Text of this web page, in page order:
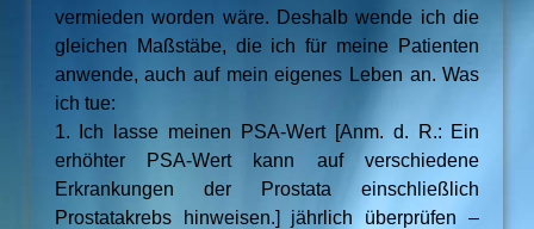
vermieden worden wäre. Deshalb wende ich die
gleichen Maßstäbe, die ich für meine Patienten
anwende, auch auf mein eigenes Leben an. Was
ich tue:
1. Ich lasse meinen PSA-Wert [Anm. d. R.: Ein
erhöhter PSA-Wert kann auf verschiedene
Erkrankungen der Prostata einschließlich
Prostatakrebs hinweisen.] jährlich überprüfen –